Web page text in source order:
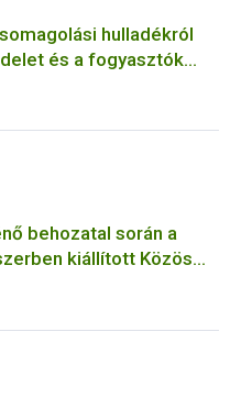
hulladékról
és a fogyasztók
tájékoztatásáról
jelölési
szóló
behozatal során a
kiállított Közös
Okmány: KEBO-D